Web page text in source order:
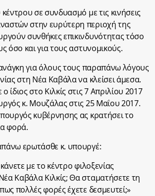
σε συνδυασμό με τις κινήσεις
στην ευρύτερη περιοχή της
συνθήκες επικινδυνότητας τόσο
όσο και για τους αστυνομικούς.
ανάγκη για όλους τους παραπάνω λόγους
στη Νέα Καβάλα να κλείσει άμεσα.
ίδιος στο Κιλκίς στις 7 Απριλίου 2017
κ. Μουζάλας στις 25 Μαΐου 2017.
κυβέρνησης ας κρατήσει το
φορά.
ερωτάσθε κ. υπουργέ:
με το κέντρο φιλοξενίας
Καβάλα Κιλκίς; Θα σταματήσετε τη
πολλές φορές έχετε δεσμευτεί;»